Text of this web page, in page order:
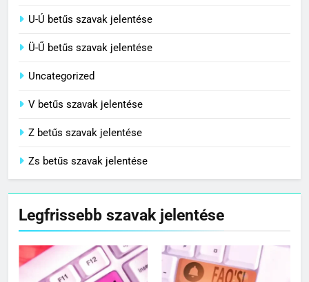
U-Ú betűs szavak jelentése
Ü-Ű betűs szavak jelentése
Uncategorized
V betűs szavak jelentése
Z betűs szavak jelentése
Zs betűs szavak jelentése
Legfrissebb szavak jelentése